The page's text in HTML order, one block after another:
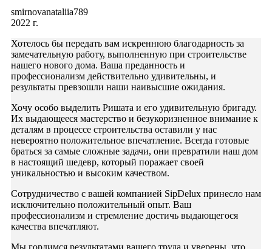
smirnovanataliia789
2022 г.
Хотелось бы передать вам искреннюю благодарность за
замечательную работу, выполненную при строительстве
нашего нового дома. Ваша преданность и
профессионализм действительно удивительны, и
результаты превзошли наши наивысшие ожидания.
Хочу особо выделить Ришата и его удивительную бригаду.
Их выдающееся мастерство и безукоризненное внимание к
деталям в процессе строительства оставили у нас
невероятно положительное впечатление. Всегда готовые
браться за самые сложные задачи, они превратили наш дом
в настоящий шедевр, который поражает своей
уникальностью и высоким качеством.
Сотрудничество с вашей компанией SipDelux принесло нам
исключительно положительный опыт. Ваш
профессионализм и стремление достичь выдающегося
качества впечатляют.
Мы гордимся результатами вашего труда и уверены, что